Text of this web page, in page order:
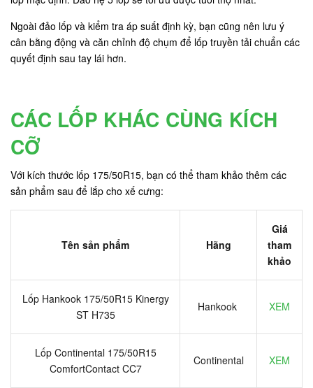
Ngoài đảo lốp và kiểm tra áp suất định kỳ, bạn cũng nên lưu ý
cân bằng động và căn chỉnh độ chụm để lốp truyền tải chuẩn các
quyết định sau tay lái hơn.
CÁC LỐP KHÁC CÙNG KÍCH
CỠ
Với kích thước lốp 175/50R15, bạn có thể tham khảo thêm các
sản phẩm sau để lắp cho xế cưng:
Tên sản phẩm Hãng
Giá
tham
khảo
Lốp Hankook 175/50R15 Kinergy
ST H735
Hankook XEM
Lốp Continental 175/50R15
ComfortContact CC7
Continental XEM